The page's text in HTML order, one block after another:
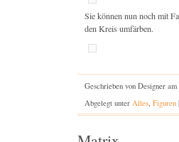
Sie können nun noch mit
den Kreis umfärben.
Geschrieben von Designer
Abgelegt unter Alles, Figuren